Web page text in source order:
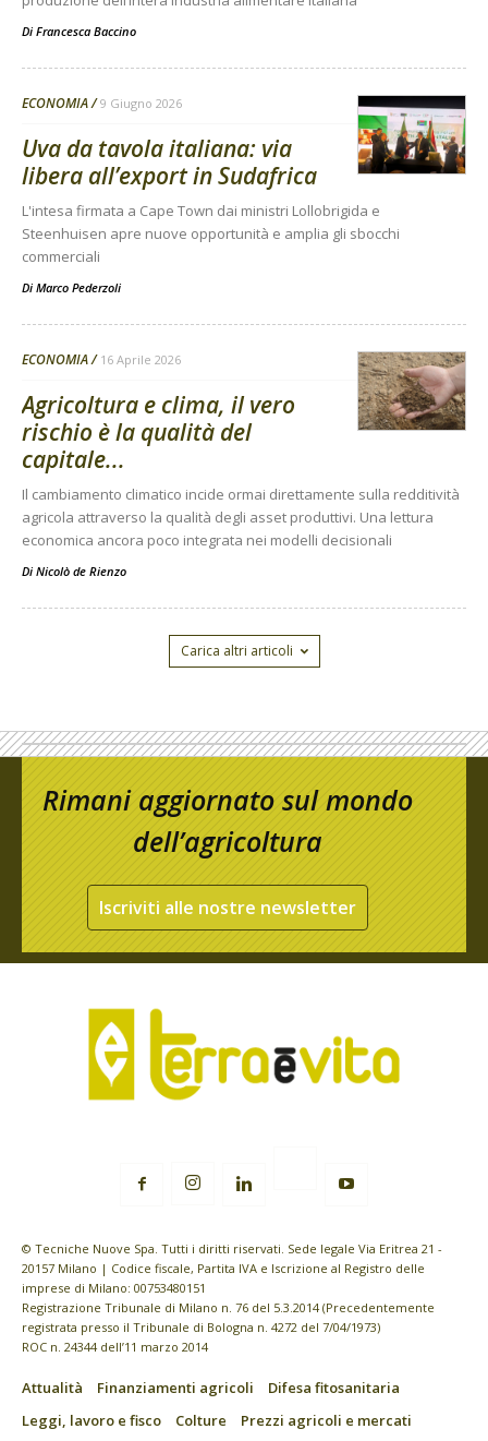
Di Francesca Baccino
ECONOMIA 9 Giugno 2026
Uva da tavola italiana: via
libera all’export in Sudafrica
L'intesa firmata a Cape Town dai ministri Lollobrigida e
Steenhuisen apre nuove opportunità e amplia gli sbocchi
commerciali
Di Marco Pederzoli
ECONOMIA 16 Aprile 2026
Agricoltura e clima, il vero
rischio è la qualità del
capitale...
Il cambiamento climatico incide ormai direttamente sulla redditività
agricola attraverso la qualità degli asset produttivi. Una lettura
economica ancora poco integrata nei modelli decisionali
Di Nicolò de Rienzo
Carica altri articoli
Rimani aggiornato sul mondo
dell’agricoltura
Iscriviti alle nostre newsletter
© Tecniche Nuove Spa. Tutti i diritti riservati. Sede legale Via Eritrea 21 -
20157 Milano | Codice fiscale, Partita IVA e Iscrizione al Registro delle
imprese di Milano: 00753480151
Registrazione Tribunale di Milano n. 76 del 5.3.2014 (Precedentemente
registrata presso il Tribunale di Bologna n. 4272 del 7/04/1973)
ROC n. 24344 dell’11 marzo 2014
Attualità Finanziamenti agricoli
Difesa fitosanitaria
Leggi, lavoro e fisco
Colture
Prezzi agricoli e mercati